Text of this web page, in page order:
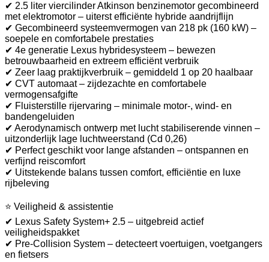
✔ 2.5 liter viercilinder Atkinson benzinemotor gecombineerd
met elektromotor – uiterst efficiënte hybride aandrijflijn
✔ Gecombineerd systeemvermogen van 218 pk (160 kW) –
soepele en comfortabele prestaties
✔ 4e generatie Lexus hybridesysteem – bewezen
betrouwbaarheid en extreem efficiënt verbruik
✔ Zeer laag praktijkverbruik – gemiddeld 1 op 20 haalbaar
✔ CVT automaat – zijdezachte en comfortabele
vermogensafgifte
✔ Fluisterstille rijervaring – minimale motor-, wind- en
bandengeluiden
✔ Aerodynamisch ontwerp met lucht stabiliserende vinnen –
uitzonderlijk lage luchtweerstand (Cd 0,26)
✔ Perfect geschikt voor lange afstanden – ontspannen en
verfijnd reiscomfort
✔ Uitstekende balans tussen comfort, efficiëntie en luxe
rijbeleving
⭐ Veiligheid & assistentie
✔ Lexus Safety System+ 2.5 – uitgebreid actief
veiligheidspakket
✔ Pre-Collision System – detecteert voertuigen, voetgangers
en fietsers